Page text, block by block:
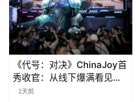
茶
对
会
上
《代号：对决》ChinaJoy首
秀收官：从线下爆满看见玩
家的真实期待
2天前